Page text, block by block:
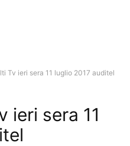
Tv ieri sera 11 luglio 2017 auditel
ieri sera 11